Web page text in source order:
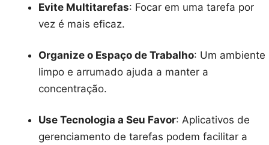
Evite Multitarefas: Focar em uma tarefa por
vez é mais eficaz.
Organize o Espaço de Trabalho: Um ambiente
limpo e arrumado ajuda a manter a
concentração.
Use Tecnologia a Seu Favor: Aplicativos de
gerenciamento de tarefas podem facilitar a